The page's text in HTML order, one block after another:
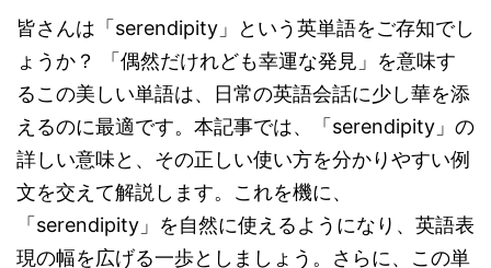
皆さんは「serendipity」という英単語をご存知でし
ょうか？ 「偶然だけれども幸運な発見」を意味す
るこの美しい単語は、日常の英語会話に少し華を添
えるのに最適です。本記事では、「serendipity」の
詳しい意味と、その正しい使い方を分かりやすい例
文を交えて解説します。これを機に、
「serendipity」を自然に使えるようになり、英語表
現の幅を広げる一歩としましょう。さらに、この単